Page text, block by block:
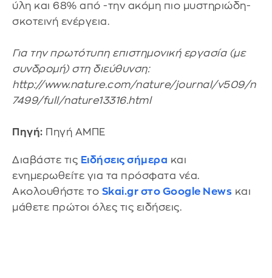
ύλη και 68% από -την ακόμη πιο μυστηριώδη-
σκοτεινή ενέργεια.
Για την πρωτότυπη επιστημονική εργασία (με
συνδρομή) στη διεύθυνση:
http://www.nature.com/nature/journal/v509/n
7499/full/nature13316.html
Πηγή: Πηγή ΑΜΠΕ
Διαβάστε τις Ειδήσεις σήμερα και
ενημερωθείτε για τα πρόσφατα νέα.
Ακολουθήστε το Skai.gr στο Google News και
μάθετε πρώτοι όλες τις ειδήσεις.